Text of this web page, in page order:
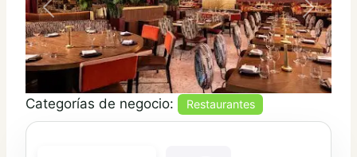
Anterior
Categorías de negocio: Restaurantes